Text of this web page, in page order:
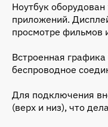
Ноутбук
приложений.
просмотре фильмов
Встроенная
беспроводное
Для подключения
(верх и низ), что